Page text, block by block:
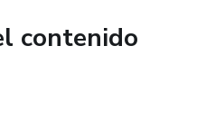
contenido